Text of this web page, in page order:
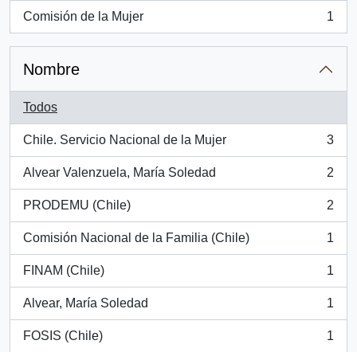
Comisión de la Mujer
, 1 resultados
1
Nombre
Todos
Chile. Servicio Nacional de la Mujer
, 3 resultados
3
Alvear Valenzuela, María Soledad
, 2 resultados
2
PRODEMU (Chile)
, 2 resultados
2
Comisión Nacional de la Familia (Chile)
, 1 resultados
1
FINAM (Chile)
, 1 resultados
1
Alvear, María Soledad
, 1 resultados
1
FOSIS (Chile)
, 1 resultados
1